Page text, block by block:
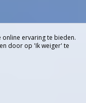
ervaring te bieden.
door op 'Ik weiger' te